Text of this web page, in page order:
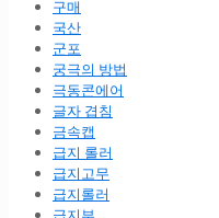
구매
국산
군포
궁극의 방법
극동콘에어
글자 겹침
금속캡
급지 롤러
급지고무
급지롤러